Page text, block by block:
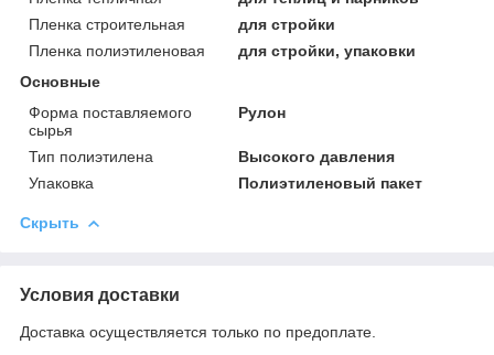
Пленка строительная
для стройки
Пленка полиэтиленовая
для стройки, упаковки
Основные
Форма поставляемого
сырья
Рулон
Тип полиэтилена
Высокого давления
Упаковка
Полиэтиленовый пакет
Скрыть
Условия доставки
Доставка осуществляется только по предоплате.